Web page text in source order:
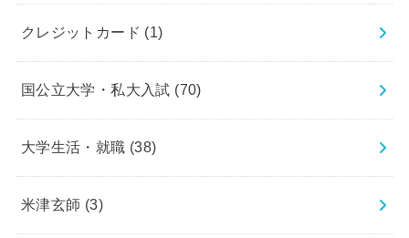
クレジットカード (1)
国公立大学・私大入試 (70)
大学生活・就職 (38)
米津玄師 (3)